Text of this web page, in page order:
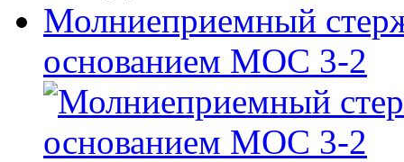
Молниеприемный
основанием МОС 3-2